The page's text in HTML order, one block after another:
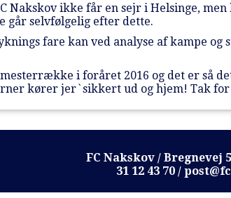
Nakskov ikke får en sejr i Helsinge,
går selvfølgelig efter dette.
fare kan ved analyse af kampe og
i foråret 2016 og det er så
kører jer`sikkert ud og hjem! Tak
FC Nakskov / Bregnevej
31 12 43 70 /